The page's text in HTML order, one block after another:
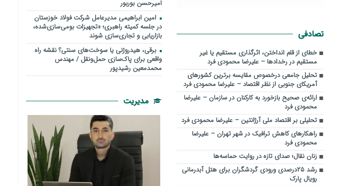
تصادفی
خطای از قلم انداختن، اثرگذاری مستقیم یا غیر
مستقیم در رخدادها – علیرضا محمودی فرد
تحلیل جامعی درخصوص مقایسه برترین کشورهای
آمریکای جنوبی از نظر اقتصاد – علیرضا محمودی فرد
ارائه‌ی صحیح بازخورد به کارکنان در سازمان – علیرضا
محمودی فرد
تحلیلی بر اقتصاد ملی آرژانتین – علیرضا محمودی فرد
راهکارهای کاهش ترافیک در شهر تهران – علیرضا
محمودی فرد
زنان نقال؛ صدای تازه در روایت حماسه‌ها
رشد ۲۵درصدی ورودی گردشگران برای هتل آبدرمانی
رویال پارک
امیرحسن بوربور
امین ابراهیمی مدیرعامل شرکت فولاد خوزستان
در جلسه کمیته راهبری؛ «تجهیزات بومی‌سازی‌شده،
بازاریابی و تجاری‌سازی شوند
برقی، هیدروژنی یا سوخت‌های سنتی؟ نقشه راه
واقعی برای پاک‌سازی حمل‌ونقل / مهندس
محمدمعین رشیدپور
مدیریت